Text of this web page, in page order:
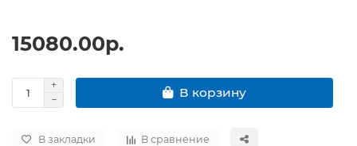
15080.00р.
В корзину
В закладки В сравнение